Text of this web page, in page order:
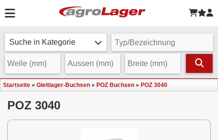
Suche in Kategorie
Startseite » Gleitlager-Buchsen » POZ Buchsen » POZ 3040
POZ 3040